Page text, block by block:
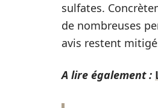
sulfates.
de nombreuses
avis restent
A lire également :